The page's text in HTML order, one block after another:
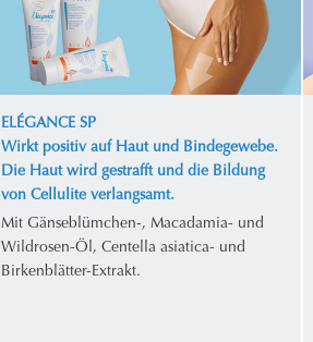
ELÉGANCE SP
Wirkt positiv auf Haut und Bindegewebe.
Die Haut wird gestrafft und die Bildung
von Cellulite verlangsamt.
Mit Gänseblümchen-, Macadamia- und
Wildrosen-Öl, Centella asiatica- und
Birkenblätter-Extrakt.